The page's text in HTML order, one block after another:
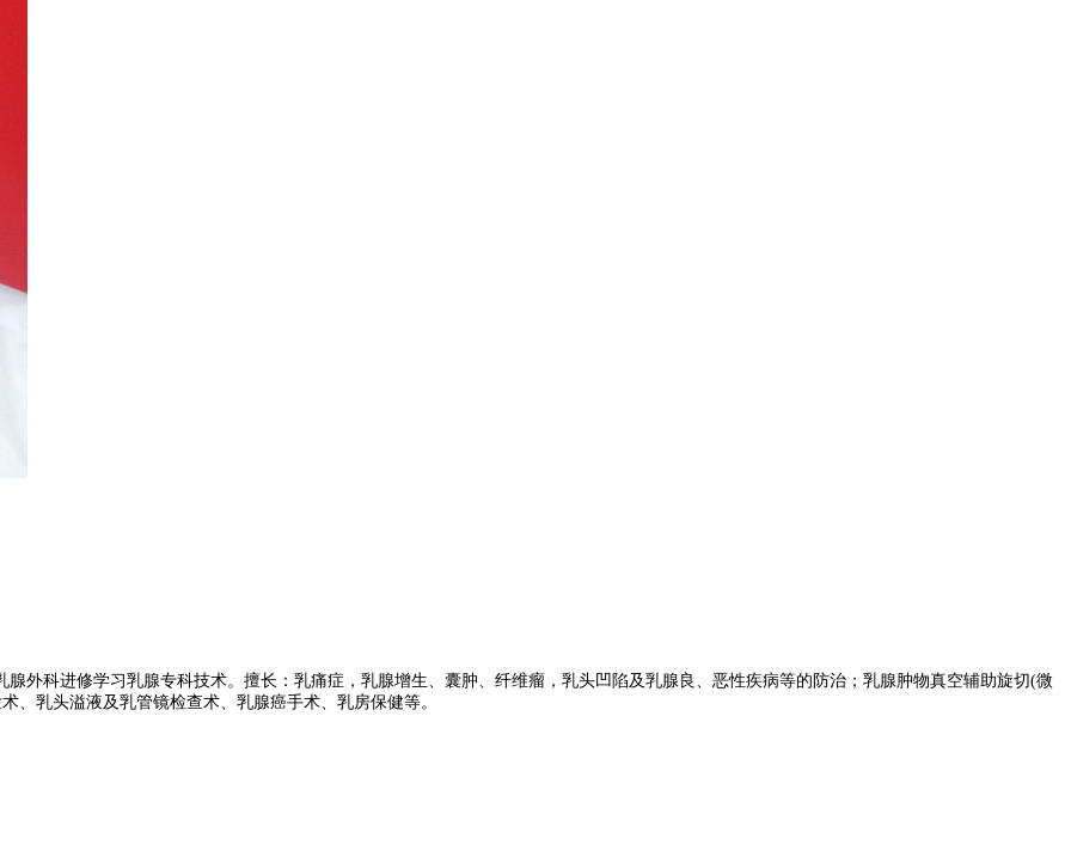
腺外科进修学习乳腺专科技术。擅长：乳痛症，乳腺增生、囊肿、纤维瘤，乳头凹陷及乳腺良、恶性疾病等的防治 ； 乳腺肿物真空辅助旋切(微
乳头溢液及乳管镜检查术 乳腺癌手术 乳房保健等。